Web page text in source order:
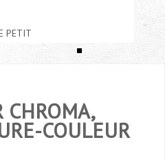
PETIT
PATRIMOINE
CHROMA,
COULEUR